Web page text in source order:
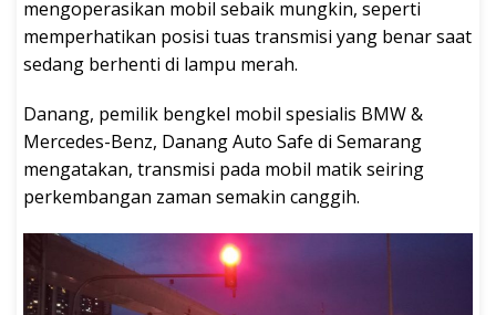
mengoperasikan mobil sebaik mungkin, seperti
memperhatikan posisi tuas transmisi yang benar saat
sedang berhenti di lampu merah.
Danang, pemilik bengkel mobil spesialis BMW &
Mercedes-Benz, Danang Auto Safe di Semarang
mengatakan, transmisi pada mobil matik seiring
perkembangan zaman semakin canggih.